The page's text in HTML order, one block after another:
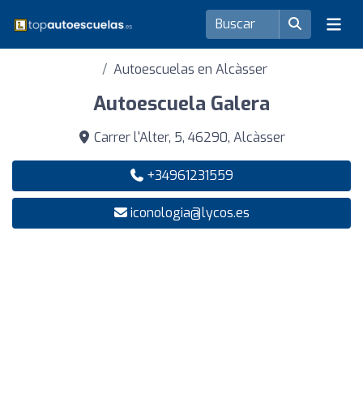
Autoescuelas en Alcàsser
Autoescuela Galera
Carrer l'Alter, 5, 46290, Alcàsser
+34961231559
iconologia@lycos.es